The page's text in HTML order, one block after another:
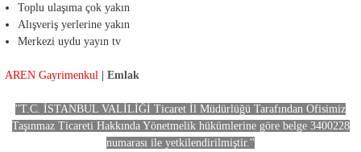
Toplu ulaşıma çok yakın
Alışveriş yerlerine yakın
Merkezi uydu yayın tv
AREN Gayrimenkul | Emlak
''T.C. İSTANBUL VALİLİĞİ Ticaret İl Müdürlüğü Tarafından Ofisimiz
Taşınmaz Ticareti Hakkında Yönetmelik hükümlerine göre belge 3400228
numarası ile yetkilendirilmiştir.''